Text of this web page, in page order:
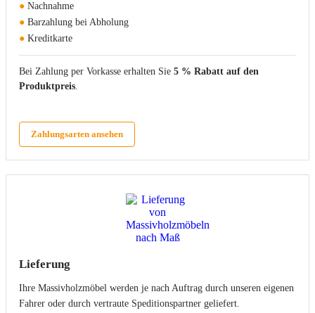
● Nachnahme
● Barzahlung bei Abholung
● Kreditkarte
Bei Zahlung per Vorkasse erhalten Sie 5 % Rabatt auf den
Produktpreis.
Zahlungsarten ansehen
Lieferung
Ihre Massivholzmöbel werden je nach Auftrag durch unseren eigenen
Fahrer oder durch vertraute Speditionspartner geliefert.